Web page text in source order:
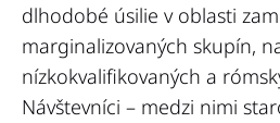
dlhodobé úsilie v oblasti
marginalizovaných skupín,
nízkokvalifikovaných a
Návštevníci – medzi nimi